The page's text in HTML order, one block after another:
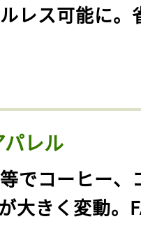
レス可能に。
レル
でコーヒー、
大きく変動。